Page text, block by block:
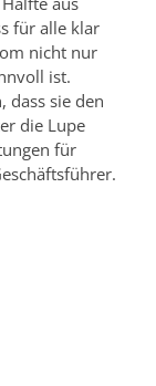
für alle klar
nicht nur
ist.
dass sie den
die Lupe
für